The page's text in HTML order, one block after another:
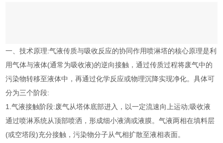
一、技术原理:气液传质与吸收反应的协同作用喷淋塔的核心原理是利
用气体与液体(通常为吸收液)的逆向接触，通过传质过程将废气中的
污染物转移至液体中，再通过化学反应或物理沉降实现净化。具体可
分为三个阶段:
1.气液接触阶段:废气从塔体底部进入，以一定流速向上运动;吸收液
通过喷淋系统从顶部喷洒，形成细小液滴或液膜。气液两相在填料层
(或空塔段)充分接触，污染物分子从气相扩散至液相表面。